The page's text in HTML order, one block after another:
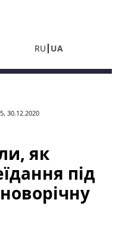
RU UA
30.12.2020
як
під